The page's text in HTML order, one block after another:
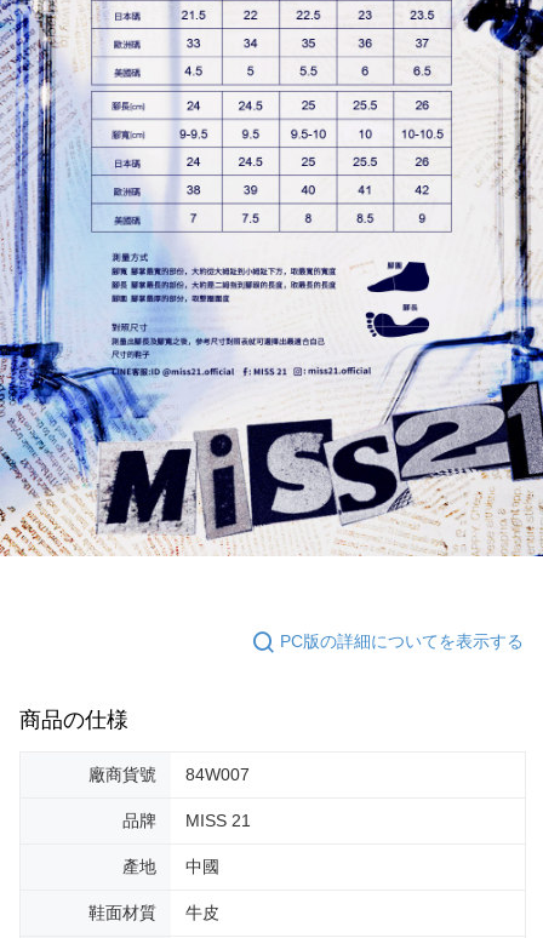
PC版の詳細についてを表示する
商品の仕様
廠商貨號 84W007
品牌 MISS 21
產地 中國
鞋面材質 牛皮